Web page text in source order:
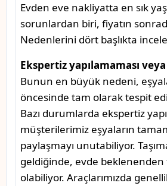
Evden eve nakliyatta en sık
sorunlardan biri, fiyatın
Nedenlerini dört başlıkta
Ekspertiz yapılamaması
Bunun en büyük nedeni,
öncesinde tam olarak tespit
Bazı durumlarda ekspertiz
müşterilerimiz eşyaların
paylaşmayı unutabiliyor.
geldiğinde, evde beklenenden
olabiliyor. Araçlarımızda